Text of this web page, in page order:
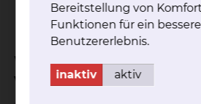
Urologen
Wo kann ich einen Termin
vereinbaren?
Bereitstellung von
Funktionen für ein
Benutzererlebnis.
inaktiv aktiv